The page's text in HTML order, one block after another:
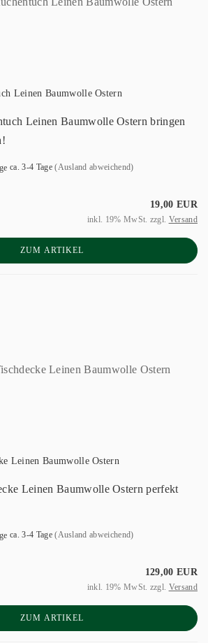
Leinen Baumwolle Ostern
Leinen Baumwolle Ostern bringen
ca. 3-4 Tage (Ausland abweichend)
19,00 EUR
inkl. 19% MwSt. zzgl. Versand
ZUM ARTIKEL
Leinen Baumwolle Ostern
Leinen Baumwolle Ostern perfekt
ca. 3-4 Tage (Ausland abweichend)
129,00 EUR
inkl. 19% MwSt. zzgl. Versand
ZUM ARTIKEL